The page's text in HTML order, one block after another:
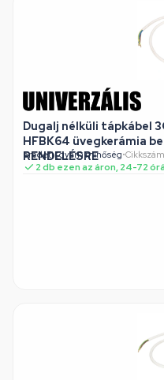
Dugalj nélküli tápkábel
HFBK64 üvegkerámia beépíthető főzőlap /
RENDELÉSRE
eredeti (gyári) minőség•
2 db ezen az áron, 24-72